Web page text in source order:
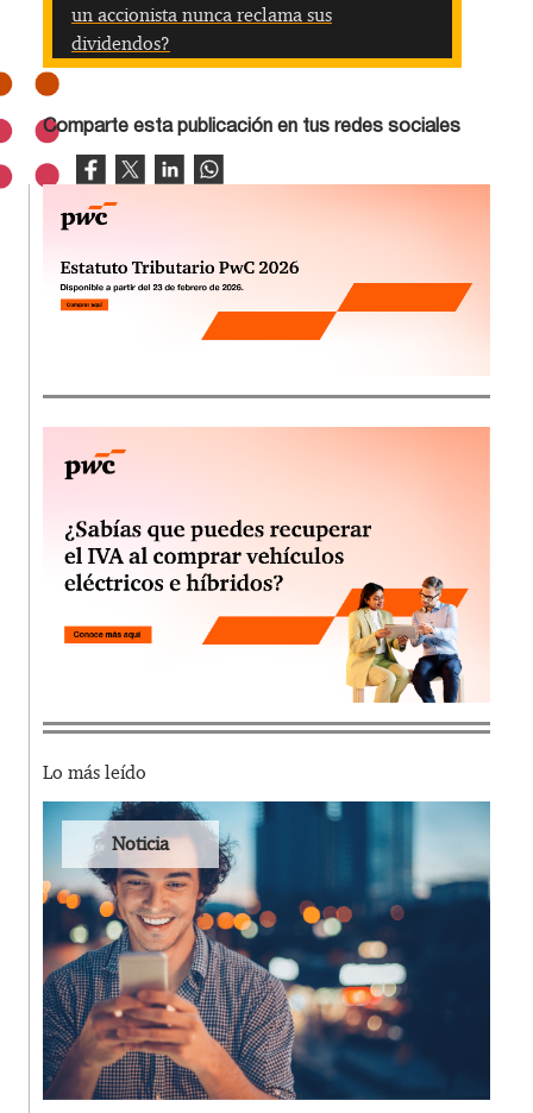
un accionista nunca reclama sus
dividendos?
Comparte esta publicación en tus redes sociales
Lo más leído
Noticia